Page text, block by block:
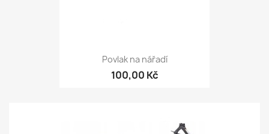
Povlak na nářadí
100,00 Kč